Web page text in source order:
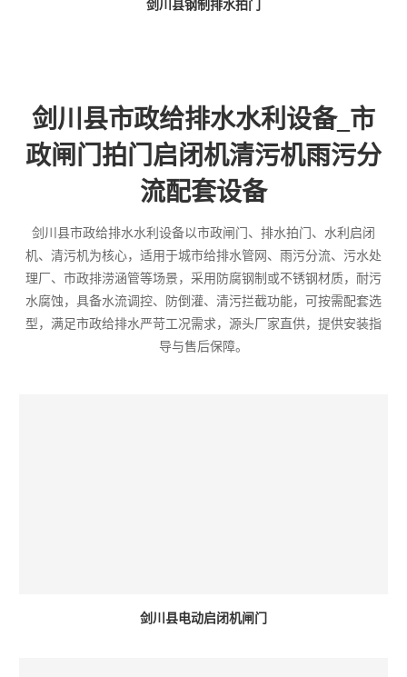
剑川县钢制排水拍门
剑川县市政给排水水利设备_市
政闸门拍门启闭机清污机雨污分
流配套设备
剑川县市政给排水水利设备以市政闸门、排水拍门、水利启闭
机、清污机为核心，适用于城市给排水管网、雨污分流、污水处
理厂、市政排涝涵管等场景，采用防腐钢制或不锈钢材质，耐污
水腐蚀，具备水流调控、防倒灌、清污拦截功能，可按需配套选
型，满足市政给排水严苛工况需求，源头厂家直供，提供安装指
导与售后保障。
剑川县电动启闭机闸门